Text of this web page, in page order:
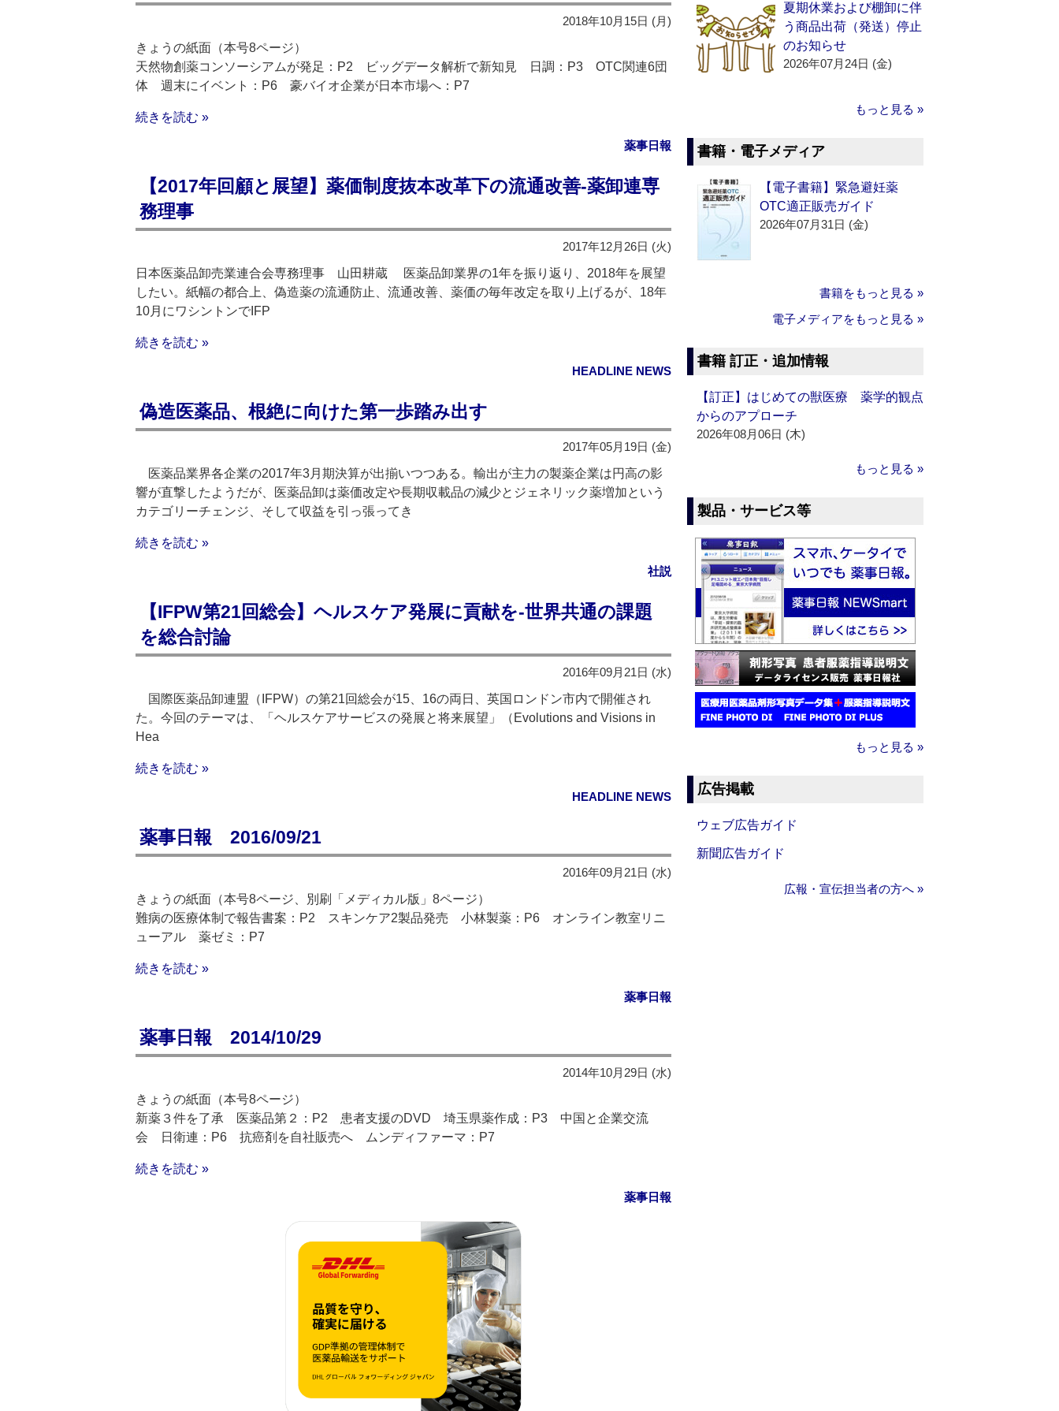
2018年10月15日 (月)
きょうの紙面（本号8ページ）
天然物創薬コンソーシアムが発足：P2 ビッグデータ解析で新知見 日調：P3 OTC関連6団
体 週末にイベント：P6 豪バイオ企業が日本市場へ：P7
続きを読む »
薬事日報
【2017年回顧と展望】薬価制度抜本改革下の流通改善‐薬卸連専
務理事
2017年12月26日 (火)
日本医薬品卸売業連合会専務理事 山田耕蔵 医薬品卸業界の1年を振り返り、2018年を展望
したい。紙幅の都合上、偽造薬の流通防止、流通改善、薬価の毎年改定を取り上げるが、18年
10月にワシントンでIFP
続きを読む »
HEADLINE NEWS
偽造医薬品、根絶に向けた第一歩踏み出す
2017年05月19日 (金)
医薬品業界各企業の2017年3月期決算が出揃いつつある。輸出が主力の製薬企業は円高の影
響が直撃したようだが、医薬品卸は薬価改定や長期収載品の減少とジェネリック薬増加という
カテゴリーチェンジ、そして収益を引っ張ってき
続きを読む »
社説
【IFPW第21回総会】ヘルスケア発展に貢献を‐世界共通の課題
を総合討論
2016年09月21日 (水)
国際医薬品卸連盟（IFPW）の第21回総会が15、16の両日、英国ロンドン市内で開催され
た。今回のテーマは、「ヘルスケアサービスの発展と将来展望」（Evolutions and Visions in
Hea
続きを読む »
HEADLINE NEWS
薬事日報 2016/09/21
2016年09月21日 (水)
きょうの紙面（本号8ページ、別刷「メディカル版」8ページ）
難病の医療体制で報告書案：P2 スキンケア2製品発売 小林製薬：P6 オンライン教室リニ
ューアル 薬ゼミ：P7
続きを読む »
薬事日報
薬事日報 2014/10/29
2014年10月29日 (水)
きょうの紙面（本号8ページ）
新薬３件を了承 医薬品第２：P2 患者支援のDVD 埼玉県薬作成：P3 中国と企業交流
会 日衛連：P6 抗癌剤を自社販売へ ムンディファーマ：P7
続きを読む »
薬事日報
夏期休業および棚卸に伴
う商品出荷（発送）停止
のお知らせ
2026年07月24日 (金)
もっと見る »
書籍・電子メディア
【電子書籍】緊急避妊薬
OTC適正販売ガイド
2026年07月31日 (金)
書籍をもっと見る »
電子メディアをもっと見る »
書籍 訂正・追加情報
【訂正】はじめての獣医療 薬学的観点
からのアプローチ
2026年08月06日 (木)
もっと見る »
製品・サービス等
もっと見る »
広告掲載
ウェブ広告ガイド
新聞広告ガイド
広報・宣伝担当者の方へ »